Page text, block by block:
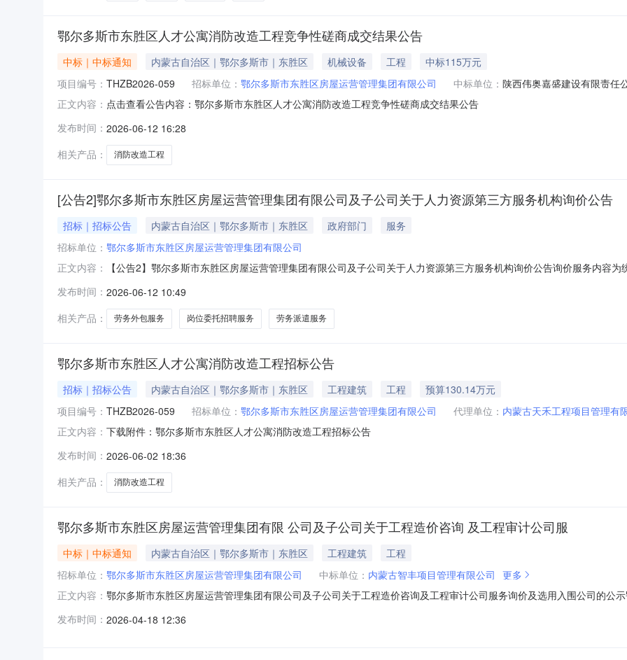
鄂尔多斯市东胜区人才公寓消防改造工程竞争性磋商成交结果公告
中标｜中标通知 内蒙古自治区｜鄂尔多斯市｜东胜区 机械设备 工程
中标115万元
项目编号： THZB2026-059 招标单位： 鄂尔多斯市东胜区房屋运营管理集团有限公司 中标单位： 陕西伟奥嘉盛建设有限责任
正文内容： 点击查看公告内容：鄂尔多斯市东胜区人才公寓消防改造工程竞争性磋商成交结果公告
发布时间： 2026-06-12 16:28
相关产品：
消防改造工程
[公告2]鄂尔多斯市东胜区房屋运营管理集团有限公司及子公司关于人力资源第三方服务机构询价公告
招标｜招标公告 内蒙古自治区｜鄂尔多斯市｜东胜区 政府部门
服务
招标单位： 鄂尔多斯市东胜区房屋运营管理集团有限公司
正文内容：
【公告2】鄂尔多斯市东胜区房屋运营管理集团有限公司及子公司关于人力资源第三方服务机构询价公告询价服务内容
目名称：鄂尔多斯市东胜区房屋运营管理集团有限公司人力资源服务项目2.项目地点：鄂尔多斯市东胜区3.服务期限：
不接受。二、基本要求基本要求：1.公司
发布时间： 2026-06-12 10:49
相关产品：
劳务外包服务 岗位委托招聘服务 劳务派遣服务
鄂尔多斯市东胜区人才公寓消防改造工程招标公告
招标｜招标公告 内蒙古自治区｜鄂尔多斯市｜东胜区 工程建筑 工程
预算130.14万元
项目编号： THZB2026-059 招标单位： 鄂尔多斯市东胜区房屋运营管理集团有限公司 代理单位： 内蒙古天禾工程项目管理有
正文内容： 下载附件：鄂尔多斯市东胜区人才公寓消防改造工程招标公告
发布时间： 2026-06-02 18:36
相关产品：
消防改造工程
鄂尔多斯市东胜区房屋运营管理集团有限 公司及子公司关于工程造价咨询 及工程审计公司服
中标｜中标通知 内蒙古自治区｜鄂尔多斯市｜东胜区 工程建筑
工程
招标单位： 鄂尔多斯市东胜区房屋运营管理集团有限公司 中标单位： 内蒙古智丰项目管理有限公司 更多
正文内容： 鄂尔多斯市东胜区房屋运营管理集团有限公司及子公司关于工程造价咨询及工程审计公司服务询价及选用入围公司的公
询及工程审计公司：1、内蒙古闻德项目管理有限公司2、中盛精诚工程项目管理有限公司3、内蒙古东审工程项目管理
发布时间： 2026-04-18 12:36